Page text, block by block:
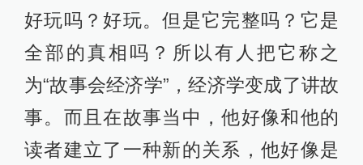
好玩吗？好玩。但是它完整吗？它是
全部的真相吗？所以有人把它称之
为“故事会经济学”，经济学变成了讲故
事。而且在故事当中，他好像和他的
读者建立了一种新的关系，他好像是